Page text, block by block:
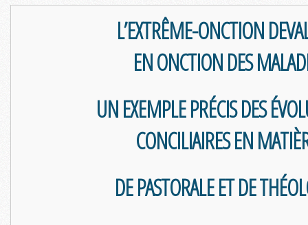
L’EXTRÊME-ONCTION
EN ONCTION DES
UN EXEMPLE PRÉCIS DES
CONCILIAIRES EN
DE PASTORALE ET DE